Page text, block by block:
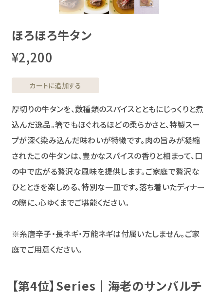
ほろほろ牛タン
¥2,200
カートに追加する
厚切りの牛タンを、数種類のスパイスとともにじっくりと煮
込んだ逸品。箸でもほぐれるほどの柔らかさと、特製スー
プが深く染み込んだ味わいが特徴です。肉の旨みが凝縮
されたこの牛タンは、豊かなスパイスの香りと相まって、口
の中で広がる贅沢な風味を提供します。ご家庭で贅沢な
ひとときを楽しめる、特別な一皿です。落ち着いたディナー
の際に、心ゆくまでご堪能ください。
※糸唐辛子・長ネギ・万能ネギは付属いたしません。ご家
庭でご用意ください。
【第4位】Series｜海老のサンバルチ